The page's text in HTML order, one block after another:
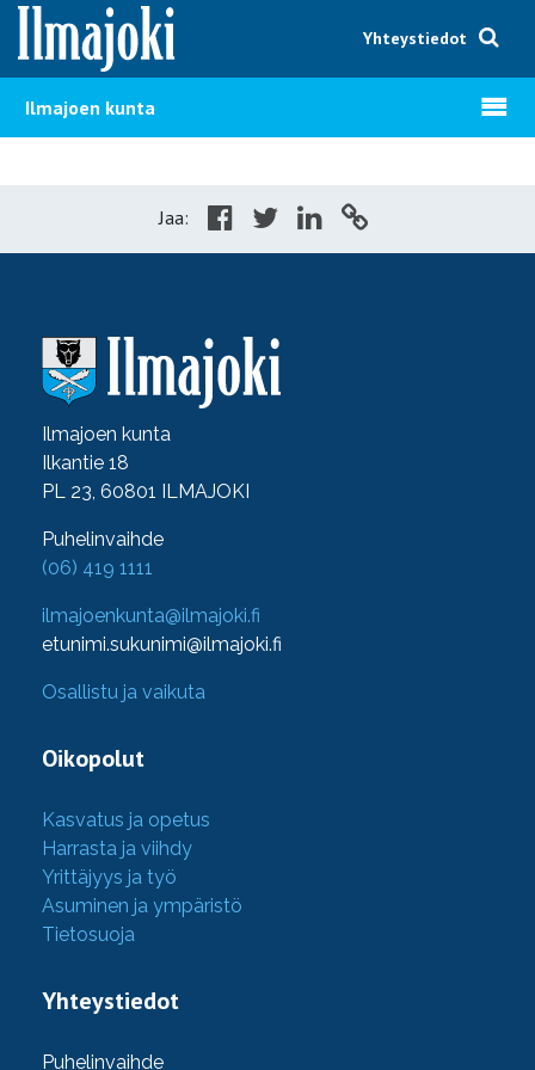
Hyppää sisältöön
Yhteystiedot
Ilmajoen kunta Avaa
Jaa:
Ilmajoen kunta
Ilkantie 18
PL 23, 60801 ILMAJOKI
Puhelinvaihde
(06) 419 1111
ilmajoenkunta@ilmajoki.fi
etunimi.sukunimi@ilmajoki.fi
Osallistu ja vaikuta
Oikopolut
Kasvatus ja opetus
Harrasta ja viihdy
Yrittäjyys ja työ
Asuminen ja ympäristö
Tietosuoja
Yhteystiedot
Puhelinvaihde